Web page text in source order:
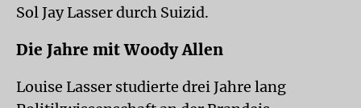
Sol Jay Lasser durch Suizid.
Die Jahre mit Woody Allen
Louise Lasser studierte drei Jahre lang